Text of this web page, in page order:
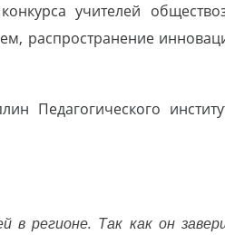
учителей
распространение
Педагогического
в регионе. Так как он